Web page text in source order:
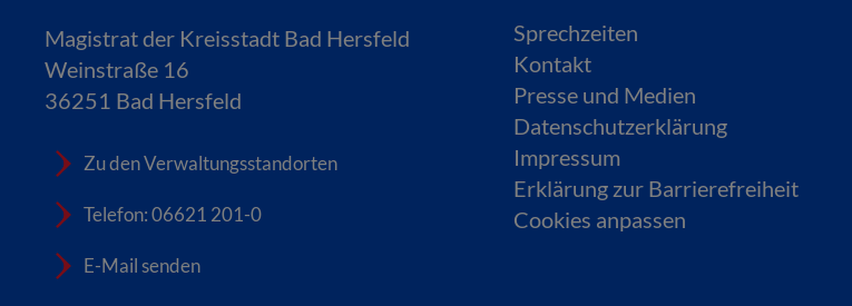
Magistrat der Kreisstadt Bad Hersfeld
Weinstraße 16
36251 Bad Hersfeld
Zu den Verwaltungsstandorten
Telefon: 06621 201-0
E-Mail senden
Sprechzeiten
Kontakt
Presse und Medien
Datenschutzerklärung
Impressum
Erklärung zur Barrierefreiheit
Cookies anpassen